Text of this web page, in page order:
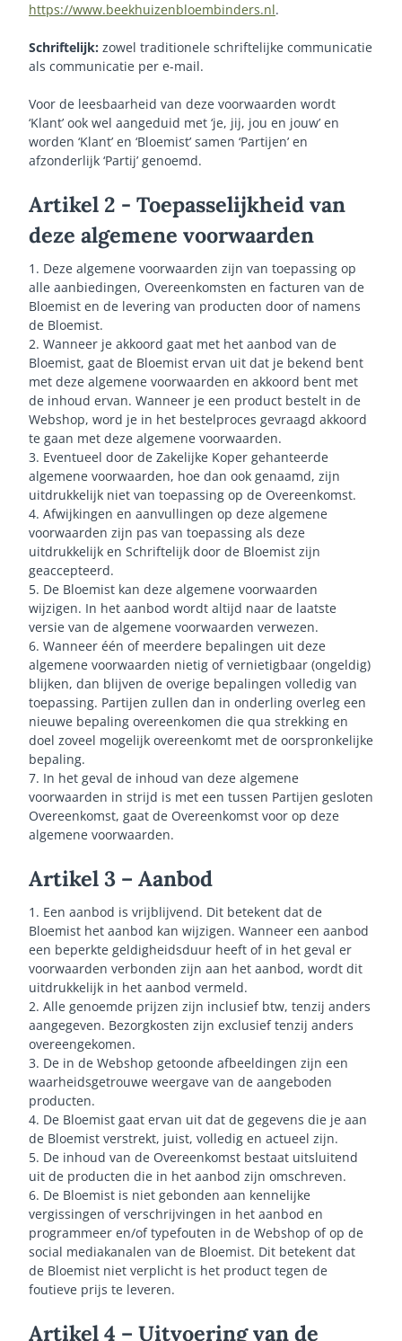
https://www.beekhuizenbloembinders.nl.
Schriftelijk: zowel traditionele schriftelijke communicatie
als communicatie per e-mail.
Voor de leesbaarheid van deze voorwaarden wordt
‘Klant’ ook wel aangeduid met ‘je, jij, jou en jouw’ en
worden ‘Klant’ en ‘Bloemist’ samen ‘Partijen’ en
afzonderlijk ‘Partij’ genoemd.
Artikel 2 - Toepasselijkheid van
deze algemene voorwaarden
1. Deze algemene voorwaarden zijn van toepassing op
alle aanbiedingen, Overeenkomsten en facturen van de
Bloemist en de levering van producten door of namens
de Bloemist.
2. Wanneer je akkoord gaat met het aanbod van de
Bloemist, gaat de Bloemist ervan uit dat je bekend bent
met deze algemene voorwaarden en akkoord bent met
de inhoud ervan. Wanneer je een product bestelt in de
Webshop, word je in het bestelproces gevraagd akkoord
te gaan met deze algemene voorwaarden.
3. Eventueel door de Zakelijke Koper gehanteerde
algemene voorwaarden, hoe dan ook genaamd, zijn
uitdrukkelijk niet van toepassing op de Overeenkomst.
4. Afwijkingen en aanvullingen op deze algemene
voorwaarden zijn pas van toepassing als deze
uitdrukkelijk en Schriftelijk door de Bloemist zijn
geaccepteerd.
5. De Bloemist kan deze algemene voorwaarden
wijzigen. In het aanbod wordt altijd naar de laatste
versie van de algemene voorwaarden verwezen.
6. Wanneer één of meerdere bepalingen uit deze
algemene voorwaarden nietig of vernietigbaar (ongeldig)
blijken, dan blijven de overige bepalingen volledig van
toepassing. Partijen zullen dan in onderling overleg een
nieuwe bepaling overeenkomen die qua strekking en
doel zoveel mogelijk overeenkomt met de oorspronkelijke
bepaling.
7. In het geval de inhoud van deze algemene
voorwaarden in strijd is met een tussen Partijen gesloten
Overeenkomst, gaat de Overeenkomst voor op deze
algemene voorwaarden.
Artikel 3 – Aanbod
1. Een aanbod is vrijblijvend. Dit betekent dat de
Bloemist het aanbod kan wijzigen. Wanneer een aanbod
een beperkte geldigheidsduur heeft of in het geval er
voorwaarden verbonden zijn aan het aanbod, wordt dit
uitdrukkelijk in het aanbod vermeld.
2. Alle genoemde prijzen zijn inclusief btw, tenzij anders
aangegeven. Bezorgkosten zijn exclusief tenzij anders
overeengekomen.
3. De in de Webshop getoonde afbeeldingen zijn een
waarheidsgetrouwe weergave van de aangeboden
producten.
4. De Bloemist gaat ervan uit dat de gegevens die je aan
de Bloemist verstrekt, juist, volledig en actueel zijn.
5. De inhoud van de Overeenkomst bestaat uitsluitend
uit de producten die in het aanbod zijn omschreven.
6. De Bloemist is niet gebonden aan kennelijke
vergissingen of verschrijvingen in het aanbod en
programmeer en/of typefouten in de Webshop of op de
social mediakanalen van de Bloemist. Dit betekent dat
de Bloemist niet verplicht is het product tegen de
foutieve prijs te leveren.
Artikel 4 – Uitvoering van de